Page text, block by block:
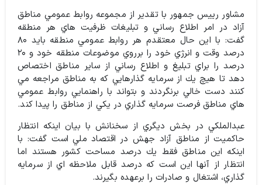
مشاور رييس جمهور با تقدير از مجموعه روابط عمومي مناطق
آزاد در امر اطلاع رساني و تبليغات ظرفيت هاي هر منطقه
گفت: با اين حال معتقدم هر روابط عمومي منطقه بايد ۸۰
درصد وقت و انرژي خود را برروي موضوعات منطقه خود و ۲۰
درصد را براي تبليغ و اطلاع رساني از ساير مناطق اختصاص
دهد تا هيچ يك از سرمايه گذارهايي كه به مناطق مراجعه مي
كنند دست خالي برنگردند و بتواند با راهنمايي روابط عمومي
هاي مناطق فرصت سرمايه گذاري در يكي از مناطق را پيدا كند.
عبدالملكي در بخش ديگري از سخنانش با بيان اينكه انتظار
حاكميت از مناطق آزاد جهش در اقتصاد ملي است گفت: با
اينكه اين مناطق فقط يك درصد مساحت كشور هستند اما
انتظار از آنها اين است كه درصد قابل ملاحظه اي از سرمايه
گذاري، اشتغال و صادرات را برعهده بگيرند.